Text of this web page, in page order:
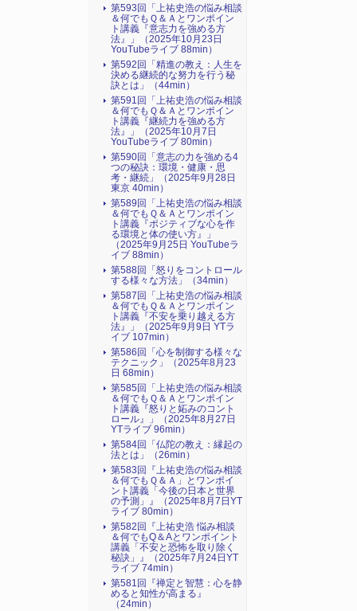
第593回「上祐史浩の悩み相談
＆何でもＱ＆Ａとワンポイン
ト講義『意志力を強める方
法』​」（2025年10月23日
YouTubeライブ 88min）
第592回「精進の教え：人生を
決める継続的な努力を行う秘
訣とは」（44min）
第591回「上祐史浩の悩み相談
＆何でもＱ＆Ａとワンポイン
ト講義『継続力を強める方
法』​」（2025年10月7日
YouTubeライブ 80min）
第590回「意志の力を強める4
つの秘訣：環境・健康・思
考・継続」（2025年9月28日
東京 40min）
第589回「上祐史浩の悩み相談
＆何でもＱ＆Ａとワンポイン
ト講義『ポジティブな心を作
る環境と体の使い方』​」
（2025年9月25日 YouTubeラ
イブ 88min）
第588回「怒りをコントロール
する様々な方法」（34min）
第587回「上祐史浩の悩み相談
＆何でもＱ＆Ａとワンポイン
ト講義『不安を乗り越える方
法』​」（2025年9月9日 YTラ
イブ 107min）
第586回「心を制御する様々な
テクニック」（2025年8月23
日 68min）
第585回「上祐史浩の悩み相談
＆何でもＱ＆Ａとワンポイン
ト講義『怒りと妬みのコント
ロール』​」（2025年8月27日
YTライブ 96min）
第584回「仏陀の教え：縁起の
法とは」（26min）
第583回『上祐史浩の悩み相談
＆何でもＱ＆Ａ」とワンポイ
ント講義「今後の日本と世界
の予測」』（2025年8月7日YT
ライブ 80min）
第582回『上祐史浩 悩み相談
＆何でもQ＆Aとワンポイント
講義「不安と恐怖を取り除く
秘訣」』（2025年7月24日YT
ライブ 74min）
第581回『禅定と智慧：心を静
めると知性が高まる』
（24min）